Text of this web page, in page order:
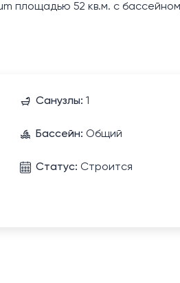
площадью 52 кв.м. с
Санузлы: 1
Бассейн: Общий
Статус: Строится